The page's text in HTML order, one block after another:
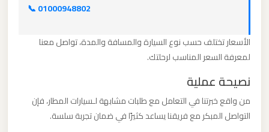
📞 01000948802
الأسعار تختلف حسب نوع السيارة والمسافة والمدة، تواصل معنا
لمعرفة السعر المناسب لرحلتك.
نصيحة عملية
من واقع خبرتنا في التعامل مع طلبات مشابهة لـسيارات المطار، فإن
التواصل المبكر مع فريقنا يساعد كثيرًا في ضمان تجربة سلسة.
مرسي
مطروح
ليموزين
مطار